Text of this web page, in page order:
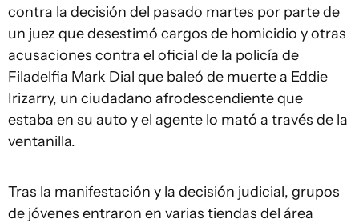
contra la decisión del pasado martes por parte de
un juez que desestimó cargos de homicidio y otras
acusaciones contra el oficial de la policía de
Filadelfia Mark Dial que baleó de muerte a Eddie
Irizarry, un ciudadano afrodescendiente que
estaba en su auto y el agente lo mató a través de la
ventanilla.
Tras la manifestación y la decisión judicial, grupos
de jóvenes entraron en varias tiendas del área